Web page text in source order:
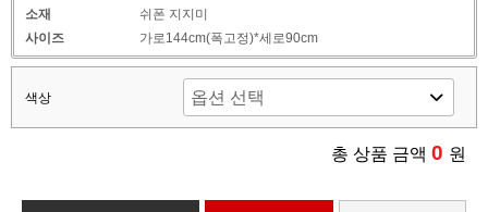
소재
쉬폰 지지미
사이즈
가로144cm(폭고정)*세로90cm
색상
총 상품 금액 0 원